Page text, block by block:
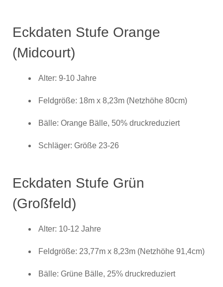
Eckdaten Stufe Orange
(Midcourt)
Alter: 9-10 Jahre
Feldgröße: 18m x 8,23m (Netzhöhe 80cm)
Bälle: Orange Bälle, 50% druckreduziert
Schläger: Größe 23-26
Eckdaten Stufe Grün
(Großfeld)
Alter: 10-12 Jahre
Feldgröße: 23,77m x 8,23m (Netzhöhe 91,4cm)
Bälle: Grüne Bälle, 25% druckreduziert